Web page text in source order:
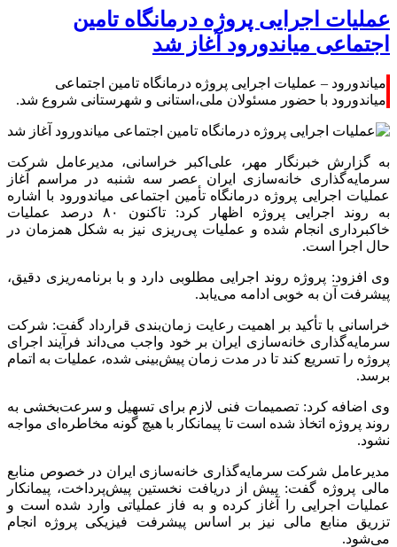
عملیات اجرایی پروژه درمانگاه تامین
اجتماعی میاندورود آغاز شد
میاندورود – عملیات اجرایی پروژه درمانگاه تامین اجتماعی
میاندورود با حضور مسئولان ملی،استانی و شهرستانی شروع شد.
به گزارش خبرنگار مهر، علی‌اکبر خراسانی، مدیرعامل شرکت
سرمایه‌گذاری خانه‌سازی ایران عصر سه شنبه در مراسم آغاز
عملیات اجرایی پروژه درمانگاه تأمین اجتماعی میاندورود با اشاره
به روند اجرایی پروژه اظهار کرد: تاکنون ۸۰ درصد عملیات
خاکبرداری انجام شده و عملیات پی‌ریزی نیز به شکل همزمان در
حال اجرا است.
وی افزود: پروژه روند اجرایی مطلوبی دارد و با برنامه‌ریزی دقیق،
پیشرفت آن به خوبی ادامه می‌یابد.
خراسانی با تأکید بر اهمیت رعایت زمان‌بندی قرارداد گفت: شرکت
سرمایه‌گذاری خانه‌سازی ایران بر خود واجب می‌داند فرآیند اجرای
پروژه را تسریع کند تا در مدت زمان پیش‌بینی شده، عملیات به اتمام
برسد.
وی اضافه کرد: تصمیمات فنی لازم برای تسهیل و سرعت‌بخشی به
روند پروژه اتخاذ شده است تا پیمانکار با هیچ گونه مخاطره‌ای مواجه
نشود.
مدیرعامل شرکت سرمایه‌گذاری خانه‌سازی ایران در خصوص منابع
مالی پروژه گفت: پیش از دریافت نخستین پیش‌پرداخت، پیمانکار
عملیات اجرایی را آغاز کرده و به فاز عملیاتی وارد شده است و
تزریق منابع مالی نیز بر اساس پیشرفت فیزیکی پروژه انجام
می‌شود.